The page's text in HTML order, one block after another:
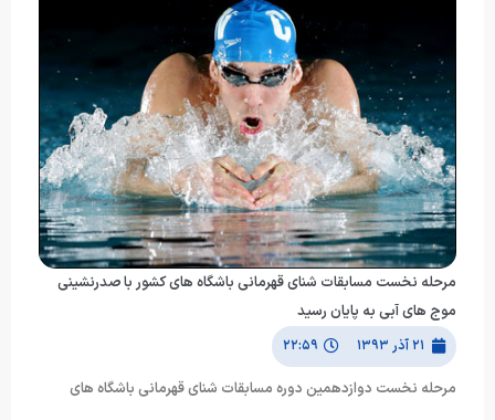
مرحله نخست مسابقات شنای قهرمانی باشگاه های کشور با صدرنشینی
موج های آبی به پایان رسید
۲۱ آذر ۱۳۹۳ ۲۲:۵۹
مرحله نخست دوازدهمین دوره مسابقات شنای قهرمانی باشگاه های